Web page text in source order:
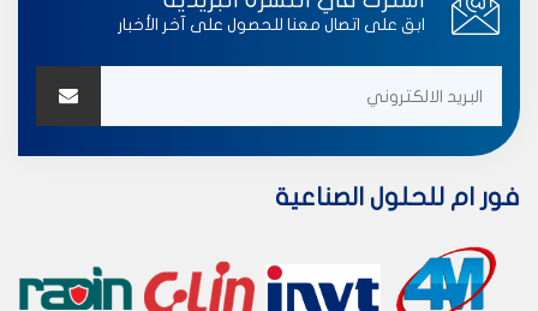
ابق على اتصال معنا للحصول على آخر الأخبار
فور ام للحلول الصناعية